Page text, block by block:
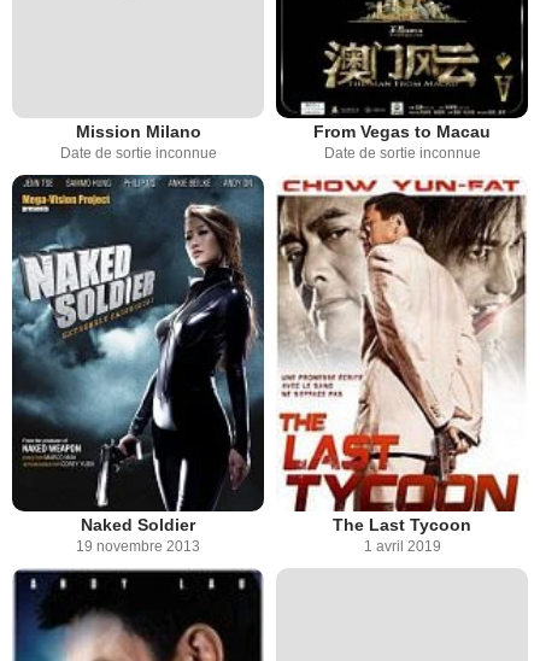
Mission Milano
Date de sortie inconnue
From Vegas to Macau
Date de sortie inconnue
Naked Soldier
19 novembre 2013
The Last Tycoon
1 avril 2019